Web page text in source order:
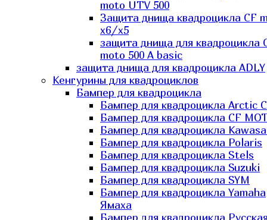
moto UTV 500
Защита днища квадроцикла СF
x6/x5
защита днища для квадроцикла
moto 500 A basic
защита днища для квадроцикла ADLY
Кенгурины для квадроциклов
Бампер для квадроцикла
Бампер для квадроцикла Arctic
Бампер для квадроцикла CF
Бампер для квадроцикла
Бампер для квадроцикла Polaris
Бампер для квадроцикла Stels
Бампер для квадроцикла Suzuki
Бампер для квадроцикла SYM
Бампер для квадроцикла Yamaha
Ямаха
Бампер для квадроцикла